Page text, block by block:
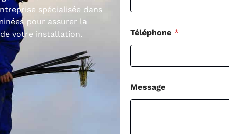
spécialisée dans
pour assurer la
votre installation.
Téléphone *
Message